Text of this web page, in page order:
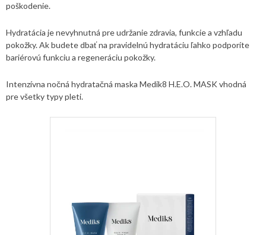
poškodenie.
Hydratácia je nevyhnutná pre udržanie zdravia, funkcie a vzhľadu
pokožky. Ak budete dbať na pravidelnú hydratáciu ľahko podporíte
bariérovú funkciu a regeneráciu pokožky.
Intenzívna nočná hydratačná maska Medik8 H.E.O. MASK vhodná
pre všetky typy pleti.